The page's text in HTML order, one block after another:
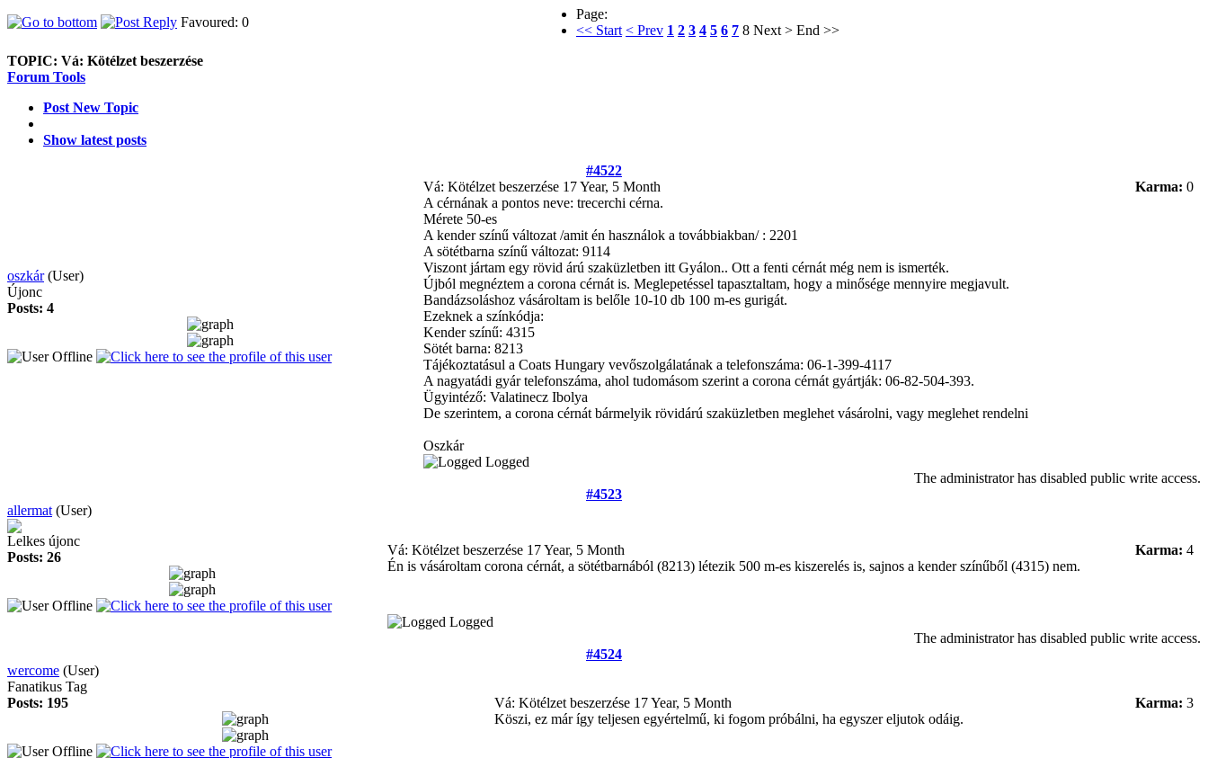
Favoured: 0
Page:
<< Start < Prev 1 2 3 4 5 6 7 8 Next > End >>
TOPIC: Vá: Kötélzet beszerzése
Forum Tools
Post New Topic
Show latest posts
#4522
oszkár (User)
Újonc
Posts: 4
Vá: Kötélzet beszerzése 17 Year, 5 Month Karma: 0
A cérnának a pontos neve: trecerchi cérna.
Mérete 50-es
A kender színű változat /amit én használok a továbbiakban/ : 2201
A sötétbarna színű változat: 9114
Viszont jártam egy rövid árú szaküzletben itt Gyálon.. Ott a fenti cérnát még nem is ismerték.
Újból megnéztem a corona cérnát is. Meglepetéssel tapasztaltam, hogy a minősége mennyire megjavult.
Bandázsoláshoz vásároltam is belőle 10-10 db 100 m-es gurigát.
Ezeknek a színkódja:
Kender színű: 4315
Sötét barna: 8213
Tájékoztatásul a Coats Hungary vevőszolgálatának a telefonszáma: 06-1-399-4117
A nagyatádi gyár telefonszáma, ahol tudomásom szerint a corona cérnát gyártják: 06-82-504-393.
Ügyintéző: Valatinecz Ibolya
De szerintem, a corona cérnát bármelyik rövidárú szaküzletben meglehet vásárolni, vagy meglehet rendelni
Oszkár
Logged
The administrator has disabled public write access.
#4523
allermat (User)
Lelkes újonc
Posts: 26
Vá: Kötélzet beszerzése 17 Year, 5 Month Karma: 4
Én is vásároltam corona cérnát, a sötétbarnából (8213) létezik 500 m-es kiszerelés is, sajnos a kender színűből (4315) nem.
Logged
The administrator has disabled public write access.
#4524
wercome (User)
Fanatikus Tag
Posts: 195
Vá: Kötélzet beszerzése 17 Year, 5 Month Karma: 3
Köszi, ez már így teljesen egyértelmű, ki fogom próbálni, ha egyszer eljutok odáig.